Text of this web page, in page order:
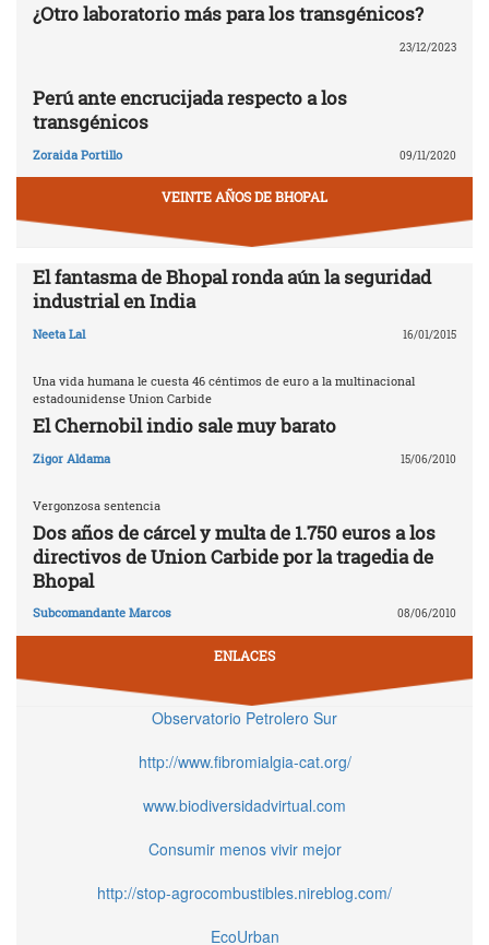
¿Otro laboratorio más para los transgénicos?
23/12/2023
Perú ante encrucijada respecto a los
transgénicos
Zoraida Portillo 09/11/2020
VEINTE AÑOS DE BHOPAL
El fantasma de Bhopal ronda aún la seguridad
industrial en India
Neeta Lal 16/01/2015
Una vida humana le cuesta 46 céntimos de euro a la multinacional
estadounidense Union Carbide
El Chernobil indio sale muy barato
Zigor Aldama 15/06/2010
Vergonzosa sentencia
Dos años de cárcel y multa de 1.750 euros a los
directivos de Union Carbide por la tragedia de
Bhopal
Subcomandante Marcos 08/06/2010
ENLACES
Observatorio Petrolero Sur
http://www.fibromialgia-cat.org/
www.biodiversidadvirtual.com
Consumir menos vivir mejor
http://stop-agrocombustibles.nireblog.com/
EcoUrban